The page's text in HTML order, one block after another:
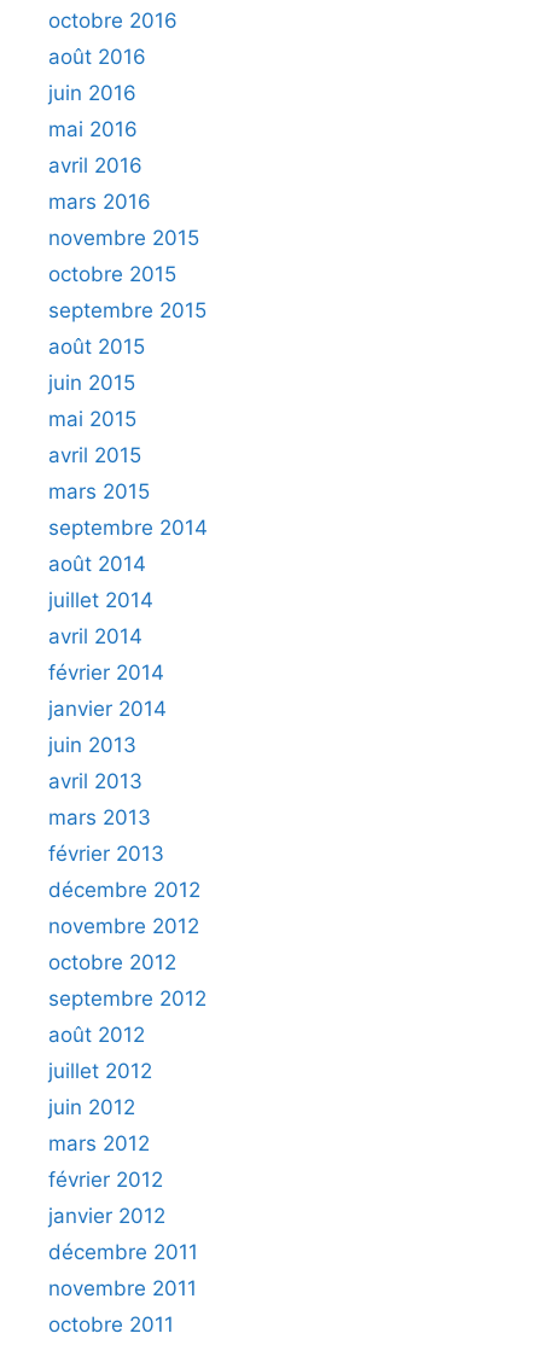
octobre 2016
août 2016
juin 2016
mai 2016
avril 2016
mars 2016
novembre 2015
octobre 2015
septembre 2015
août 2015
juin 2015
mai 2015
avril 2015
mars 2015
septembre 2014
août 2014
juillet 2014
avril 2014
février 2014
janvier 2014
juin 2013
avril 2013
mars 2013
février 2013
décembre 2012
novembre 2012
octobre 2012
septembre 2012
août 2012
juillet 2012
juin 2012
mars 2012
février 2012
janvier 2012
décembre 2011
novembre 2011
octobre 2011